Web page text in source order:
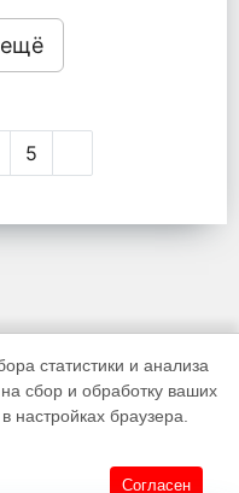
5
статистики и анализа
сбор и обработку ваших
настройках браузера.
Согласен